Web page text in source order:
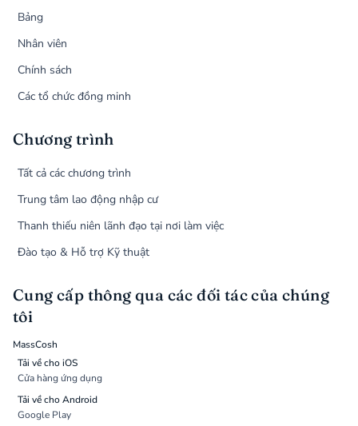
Bảng
Nhân viên
Chính sách
Các tổ chức đồng minh
Chương trình
Tất cả các chương trình
Trung tâm lao động nhập cư
Thanh thiếu niên lãnh đạo tại nơi làm việc
Đào tạo & Hỗ trợ Kỹ thuật
Cung cấp thông qua các đối tác của chúng
tôi
MassCosh
Tải về cho iOS
Cửa hàng ứng dụng
Tải về cho Android
Google Play